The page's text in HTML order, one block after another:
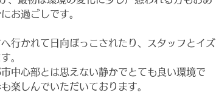
お過ごしです。
行かれて日向ぼっこされたり、スタッフとイズ
。
中心部とは思えない静かでとても良い環境で
楽しんでいただいております。